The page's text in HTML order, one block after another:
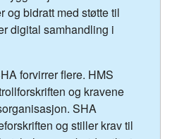
og bidratt med støtte til
digital samhandling i
forvirrer flere. HMS
og kravene
SHA
og stiller krav til